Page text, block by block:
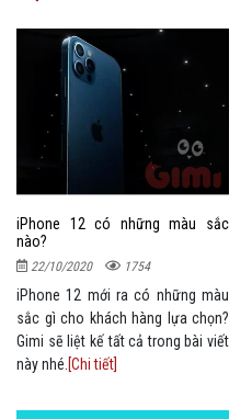
iPhone 12 có những màu sắc
nào?
22/10/2020 1754
iPhone 12 mới ra có những màu
sắc gì cho khách hàng lựa chọn?
Gimi sẽ liệt kế tất cả trong bài viết
này nhé. [Chi tiết]